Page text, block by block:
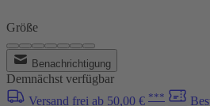
Größe
Benachrichtigung
Demnächst verfügbar
Versand frei ab 50,00 € ***